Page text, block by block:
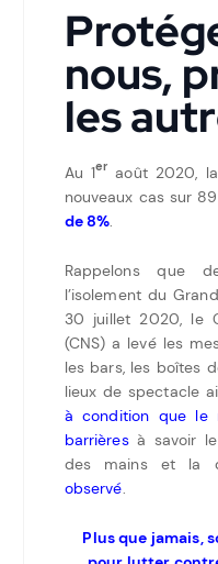
nous,
les
Au 1er août 2020,
nouveaux cas sur
de 8%.
Rappelons que
l’isolement du
30 juillet 2020, le
(CNS) a levé les
les bars, les boîtes
lieux de spectacle
à condition que le
barrièresà savoir le
des mains et la
observé.
Plus que jamais,